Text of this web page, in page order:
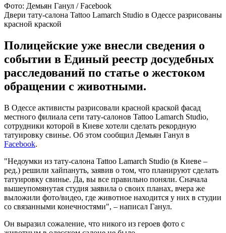
Фото: Демьян Ганул / Facebook
Двери тату-салона Tattoo Lamarch Studio в Одессе разрисованы
красной краской
Полицейские уже внесли сведения о
событии в Единый реестр досудебных
расследований по статье о жестоком
обращении с животными.
В Одессе активисты разрисовали красной краской фасад
местного филиала сети тату-салонов Tattoo Lamarch Studio,
сотрудники которой в Киеве хотели сделать рекордную
татуировку свинье. Об этом сообщил Демьян Ганул в
Facebook.
"Недоумки из тату-салона Tattoo Lamarch Studio (в Киеве –
ред.) решили хайпануть, заявив о том, что планируют сделать
татуировку свинье. Да, вы все правильно поняли. Сначала
вышеупомянутая студия заявила о своих планах, вчера же
выложили фото/видео, где животное находится у них в студии
со связанными конечностями", – написал Ганул.
Он выразил сожаление, что никого из героев фото с